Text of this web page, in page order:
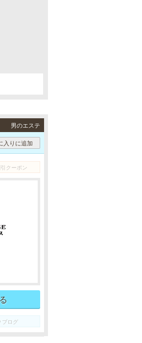
男のエステ
入りに追加
クーポン
ブログ